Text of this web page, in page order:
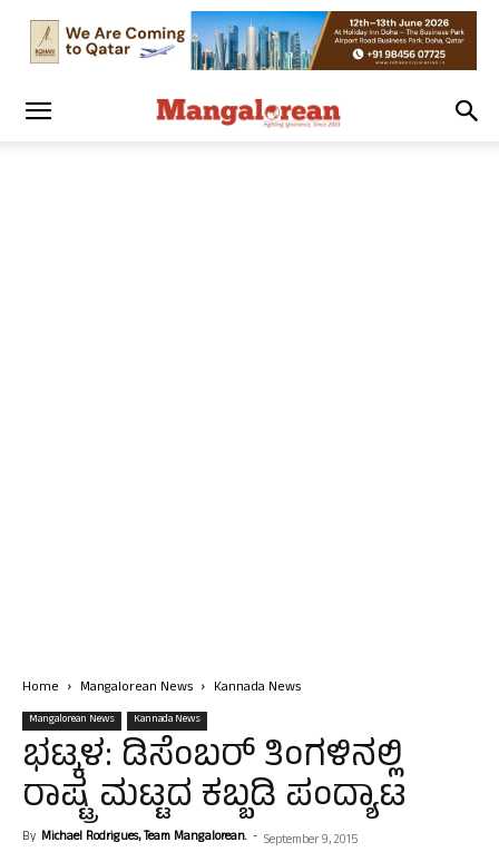
Home Mangalorean News Kannada News
Mangalorean News Kannada News
ಭಟ್ಕಳ: ಡಿಸೆಂಬರ್ ತಿಂಗಳಿನಲ್ಲಿ
ರಾಷ್ಟ್ರ ಮಟ್ಟದ ಕಬ್ಬಡಿ ಪಂದ್ಯಾಟ
By Michael Rodrigues, Team Mangalorean. - September 9, 2015